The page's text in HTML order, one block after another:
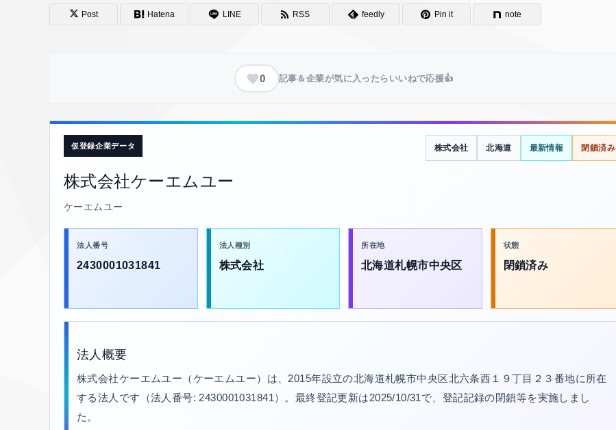
Post Hatena LINE RSS feedly Pin it note
0 記事＆企業が気に入ったらいいねで応援👍
仮登録企業データ
株式会社ケーエムユー
ケーエムユー
株式会社 北海道 最新情報 閉鎖済み
法人番号
2430001031841
法人種別
株式会社
所在地
北海道札幌市中央区
状態
閉鎖済み
法人概要
株式会社ケーエムユー（ケーエムユー）は、2015年設立の北海道札幌市中央区北六条西１９丁目２３番地に所在
する法人です（法人番号: 2430001031841）。最終登記更新は2025/10/31で、登記記録の閉鎖等を実施しまし
た。